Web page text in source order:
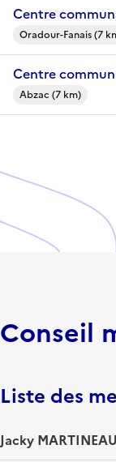
Centre
Oradour-Fanais (7
Centre
Abzac (7 km)
Conseil
Liste des
Jacky